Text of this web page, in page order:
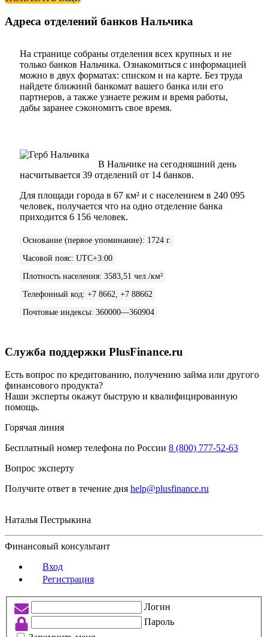
Адреса отделений банков Нальчика
На странице собраны отделения всех крупных и не
только банков Нальчика. Ознакомиться с информацией
можно в двух форматах: списком и на карте. Без труда
найдете ближний банкомат вашего банка или его
партнеров, а также узнаете режим и время работы,
дабы заранее сэкономить свое время.
В Нальчике на сегодняшний день
насчитывается 39 отделений от 14 банков.
Для площади города в 67 км² и с населением в 240 095
человек, получается что на одно отделение банка
приходится 6 156 человек.
Основание (первое упоминание): 1724 г.
Часовой пояс: UTC+3:00
Плотность населения: 3583,51 чел./км²
Телефонный код: +7 8662, +7 88662
Почтовые индексы: 360000—360904
Служба поддержки PlusFinance.ru
Есть вопрос по кредитованию, получению займа или другого
финансового продукта?
Наши эксперты окажут быструю и квалифицированную
помощь.
Горячая линия
Бесплатный номер телефона по России 8 (800) 777-52-63
Вопрос эксперту
Получите ответ в течение дня help@plusfinance.ru
Наталья Пестрыкина
Финансовый консультант
Вход
Регистрация
Логин
Пароль